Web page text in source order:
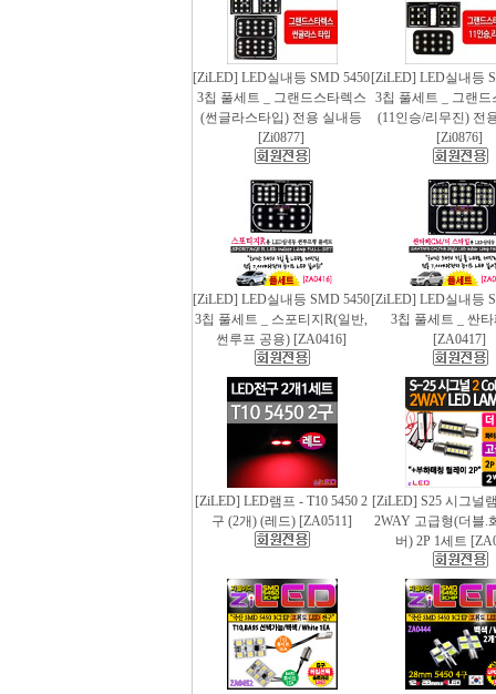
[ZiLED] LED실내등 SMD 5450
3칩 풀세트 _ 그랜드스타렉스
(썬글라스타입) 전용 실내등
[Zi0877]
[ZiLED] LED실내등
3칩 풀세트 _ 그랜드
(11인승/리무진) 전
[Zi0876]
[ZiLED] LED실내등 SMD 5450
3칩 풀세트 _ 스포티지R(일반,
썬루프 공용) [ZA0416]
[ZiLED] LED실내등
3칩 풀세트 _ 싼
[ZA0417]
[ZiLED] LED램프 - T10 5450 2
구 (2개) (레드) [ZA0511]
[ZiLED] S25 시그널
2WAY 고급형(더블.
버) 2P 1세트